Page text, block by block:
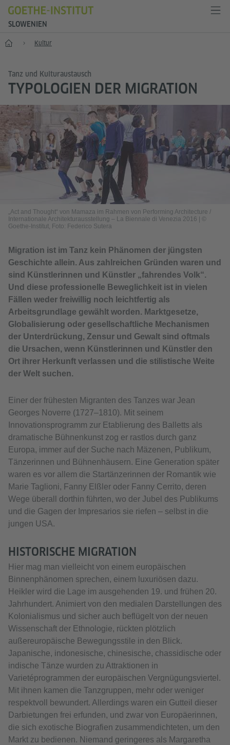
SLOWENIEN
Start Kultur
Tanz und Kulturaustausch
TYPOLOGIEN DER MIGRATION
„Act and Thought“ von Mamaza im Rahmen von Performing Architecture /
Internationale Architekturausstellung – La Biennale di Venezia 2016
©
Goethe-Institut, Foto: Federico Sutera
Migration ist im Tanz kein Phänomen der jüngsten
Geschichte allein. Aus zahlreichen Gründen waren und
sind Künstlerinnen und Künstler „fahrendes Volk“.
Und diese professionelle Beweglichkeit ist in vielen
Fällen weder freiwillig noch leichtfertig als
Arbeitsgrundlage gewählt worden. Marktgesetze,
Globalisierung oder gesellschaftliche Mechanismen
der Unterdrückung, Zensur und Gewalt sind oftmals
die Ursachen, wenn Künstlerinnen und Künstler den
Ort ihrer Herkunft verlassen und die stilistische Weite
der Welt suchen.
Einer der frühesten Migranten des Tanzes war Jean
Georges Noverre (1727–1810). Mit seinem
Innovationsprogramm zur Etablierung des Balletts als
dramatische Bühnenkunst zog er rastlos durch ganz
Europa, immer auf der Suche nach Mäzenen, Publikum,
Tänzerinnen und Bühnenhäusern. Eine Generation später
waren es vor allem die Startänzerinnen der Romantik wie
Marie Taglioni, Fanny Elßler oder Fanny Cerrito, deren
Wege überall dorthin führten, wo der Jubel des Publikums
und die Gagen der Impresarios sie riefen – selbst in die
jungen USA.
HISTORISCHE MIGRATION
Hier mag man vielleicht von einem europäischen
Binnenphänomen sprechen, einem luxuriösen dazu.
Heikler wird die Lage im ausgehenden 19. und frühen 20.
Jahrhundert. Animiert von den medialen Darstellungen des
Kolonialismus und sicher auch beflügelt von der neuen
Wissenschaft der Ethnologie, rückten plötzlich
außereuropäische Bewegungsstile in den Blick.
Japanische, indonesische, chinesische, chassidische oder
indische Tänze wurden zu Attraktionen in
Varietéprogrammen der europäischen Vergnügungsviertel.
Mit ihnen kamen die Tanzgruppen, mehr oder weniger
respektvoll bewundert. Allerdings waren ein Gutteil dieser
Darbietungen frei erfunden, und zwar von Europäerinnen,
die sich exotische Biografien zusammendichteten, um den
Markt zu bedienen. Niemand geringeres als Margaretha